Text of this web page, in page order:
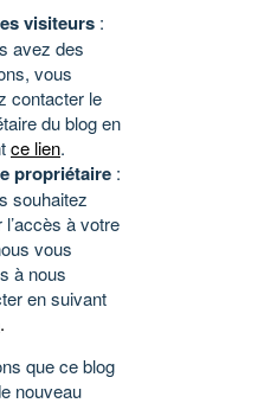
visiteurs :
avez des
vous
contacter le
du blog en
ce lien.
propriétaire :
souhaitez
l’accès à votre
vous
à nous
en suivant
.
que ce blog
nouveau